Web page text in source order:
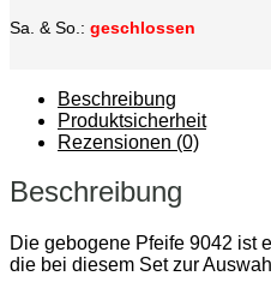
Sa. & So.: geschlossen
Beschreibung
Produktsicherheit
Rezensionen (0)
Beschreibung
Die gebogene Pfeife 9042 ist
die bei diesem Set zur